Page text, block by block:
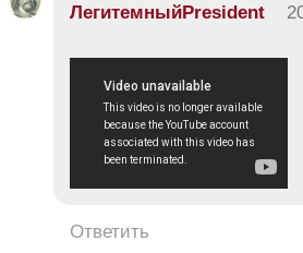
ЛегитемныйPresident
Ответить